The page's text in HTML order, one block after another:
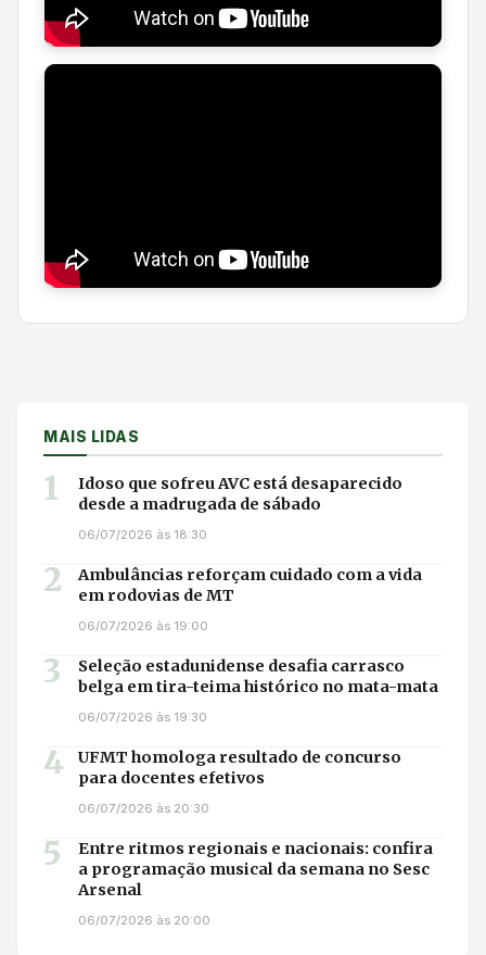
MAIS LIDAS
1
Idoso que sofreu AVC está desaparecido
desde a madrugada de sábado
06/07/2026 às 18:30
2
Ambulâncias reforçam cuidado com a vida
em rodovias de MT
06/07/2026 às 19:00
3
Seleção estadunidense desafia carrasco
belga em tira-teima histórico no mata-mata
06/07/2026 às 19:30
4
UFMT homologa resultado de concurso
para docentes efetivos
06/07/2026 às 20:30
5
Entre ritmos regionais e nacionais: confira
a programação musical da semana no Sesc
Arsenal
06/07/2026 às 20:00